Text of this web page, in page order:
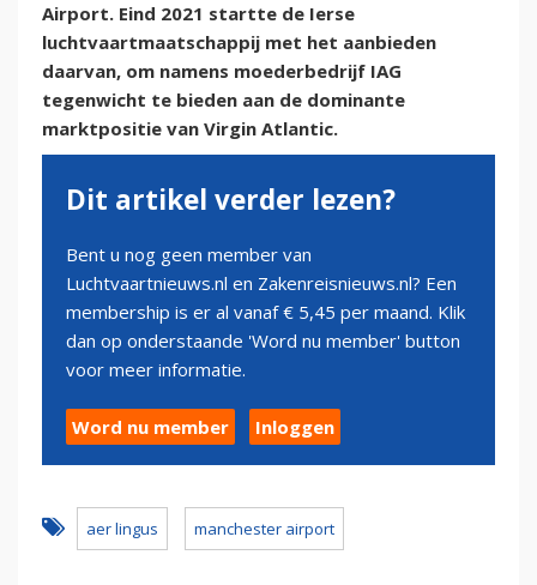
Airport. Eind 2021 startte de Ierse
luchtvaartmaatschappij met het aanbieden
daarvan, om namens moederbedrijf IAG
tegenwicht te bieden aan de dominante
marktpositie van Virgin Atlantic.
Dit artikel verder lezen?
Bent u nog geen member van
Luchtvaartnieuws.nl en Zakenreisnieuws.nl? Een
membership is er al vanaf € 5,45 per maand. Klik
dan op onderstaande 'Word nu member' button
voor meer informatie.
Word nu member Inloggen
aer lingus manchester airport